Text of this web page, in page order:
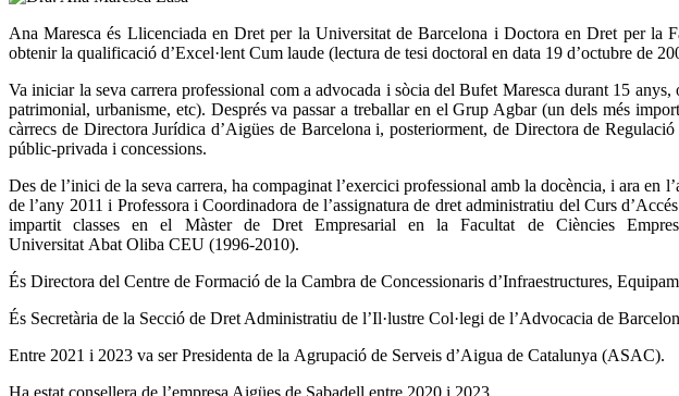
Ana Maresca és Llicenciada en Dret per la Universitat de Barcelona i Doctora en Dret per la
obtenir la qualificació d’Excel·lent Cum laude (lectura de tesi doctoral en data 19 d’octubre de
Va iniciar la seva carrera professional com a advocada i sòcia del Bufet Maresca durant 15
patrimonial, urbanisme, etc). Després va passar a treballar en el Grup Agbar (un dels més
càrrecs de Directora Jurídica d’Aigües de Barcelona i, posteriorment, de Directora de
públic-privada i concessions.
Des de l’inici de la seva carrera, ha compaginat l’exercici professional amb la docència, i ara
de l’any 2011 i Professora i Coordinadora de l’assignatura de dret administratiu del Curs
impartit classes en el Màster de Dret Empresarial en la Facultat de Ciències
Universitat Abat Oliba CEU (1996-2010).
És Directora del Centre de Formació de la Cambra de Concessionaris d’Infraestructures,
És Secretària de la Secció de Dret Administratiu de l’Il·lustre Col·legi de l’Advocacia de
Entre 2021 i 2023 va ser Presidenta de la Agrupació de Serveis d’Aigua de Catalunya (ASAC).
Ha estat consellera de l’empresa Aigües de Sabadell entre 2020 i 2023.